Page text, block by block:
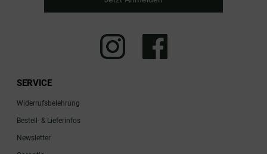
SERVICE
Widerrufsbelehrung
Bestell- & Lieferinfos
Newsletter